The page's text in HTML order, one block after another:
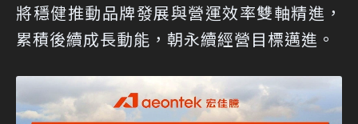
將穩健推動品牌發展與營運效率雙軸精進，
累積後續成長動能，朝永續經營目標邁進。